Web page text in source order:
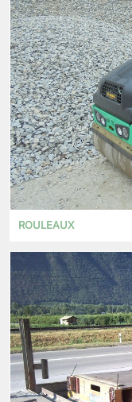
ROULEAUX